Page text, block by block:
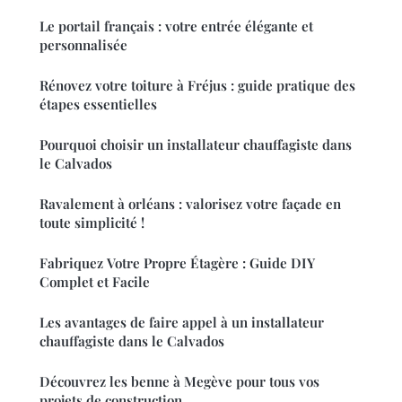
Le portail français : votre entrée élégante et
personnalisée
Rénovez votre toiture à Fréjus : guide pratique des
étapes essentielles
Pourquoi choisir un installateur chauffagiste dans
le Calvados
Ravalement à orléans : valorisez votre façade en
toute simplicité !
Fabriquez Votre Propre Étagère : Guide DIY
Complet et Facile
Les avantages de faire appel à un installateur
chauffagiste dans le Calvados
Découvrez les benne à Megève pour tous vos